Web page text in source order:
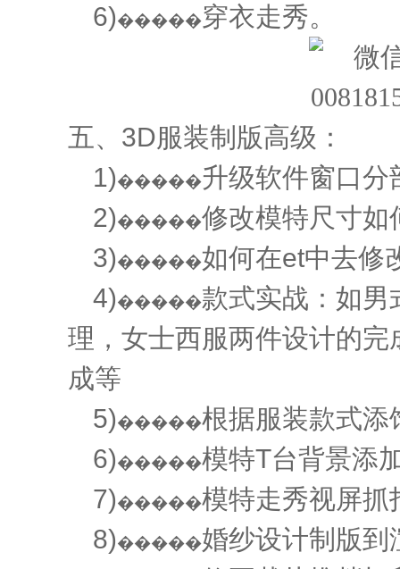
6)�����穿衣走秀。
五、3D服装制版高级：
1)�����升级软件窗口分
2)�����修改模特尺寸如
3)�����如何在et中去修
4)�����款式实战：如男
理，女士西服两件设计的
成等
5)�����根据服装款式添
6)�����模特T台背景添
7)�����模特走秀视屏抓
8)�����婚纱设计制版到